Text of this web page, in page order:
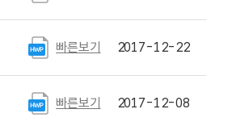
빠른보기 2017-12-22
빠른보기 2017-12-08